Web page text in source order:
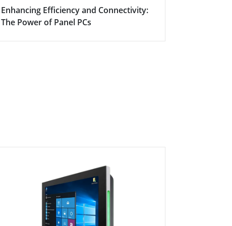
Enhancing Efficiency and Connectivity:
The Power of Panel PCs